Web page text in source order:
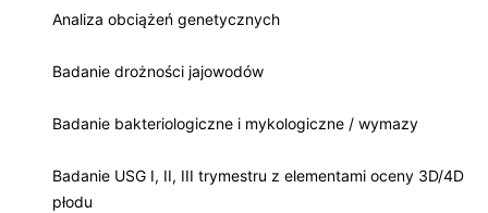
Analiza obciążeń genetycznych
Badanie drożności jajowodów
Badanie bakteriologiczne i mykologiczne / wymazy
Badanie USG I, II, III trymestru z elementami oceny 3D/4D
płodu